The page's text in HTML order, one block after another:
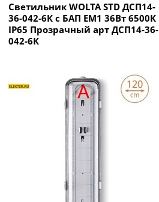
Светильник WOLTA STD ДСП14-
36-042-6К с БАП EM1 36Вт 6500К
IP65 Прозрачный арт ДСП14-36-
042-6К